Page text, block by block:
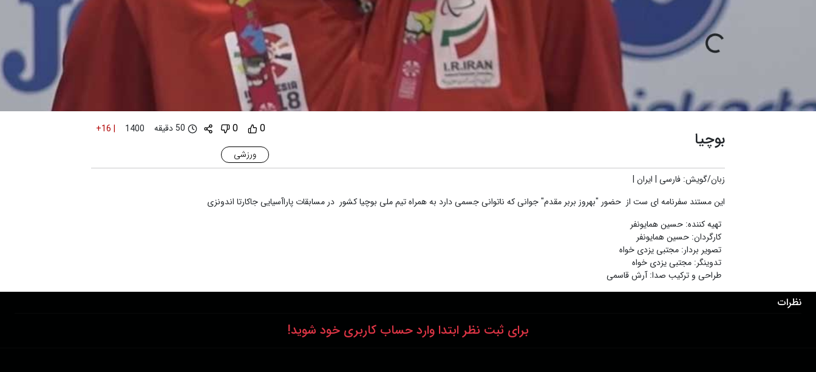
بوچیا 0
0 50 دقیقه 1400
+16 |
ورزشی
زبان/گویش: فارسی | ایران |
این مستند سفرنامه ای ست از حضور "بهروز بربر مقدم" جوانی که ناتوانی جسمی دارد به همراه تیم ملی بوچیا کشور در مسابقات پارا‌آسیایی جاکارتا اندونزی
تهیه کننده: حسین همایونفر
کارگردان: حسین همایونفر
تصویر بردار: مجتبی یزدی خواه
تدوینگر: مجتبی یزدی خواه
طراحی و ترکیب صدا: آرش قاسمی
نظرات
برای ثبت نظر ابتدا وارد حساب کاربری خود شوید!